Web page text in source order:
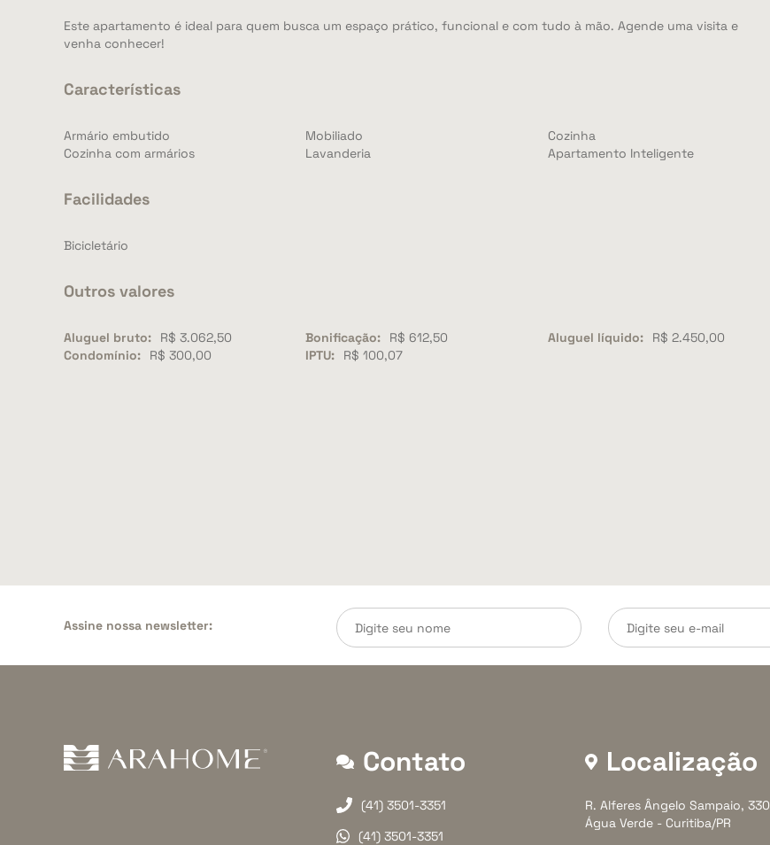
Este apartamento é ideal para quem busca um espaço prático, funcional e com tudo à mão. Agende uma visita e
venha conhecer!
Características
Armário embutido Mobiliado
Cozinha
Cozinha com armários
Lavanderia Apartamento Inteligente
Facilidades
Bicicletário
Outros valores
Aluguel bruto: R$ 3.062,50 Bonificação: R$ 612,50 Aluguel líquido:
R$ 2.450,00
Condomínio:
R$ 300,00 IPTU: R$ 100,07
Assine nossa newsletter:
Contato
(41) 3501-3351
(41) 3501-3351
Localização
R. Alferes Ângelo Sampaio, 330
Água Verde - Curitiba/PR